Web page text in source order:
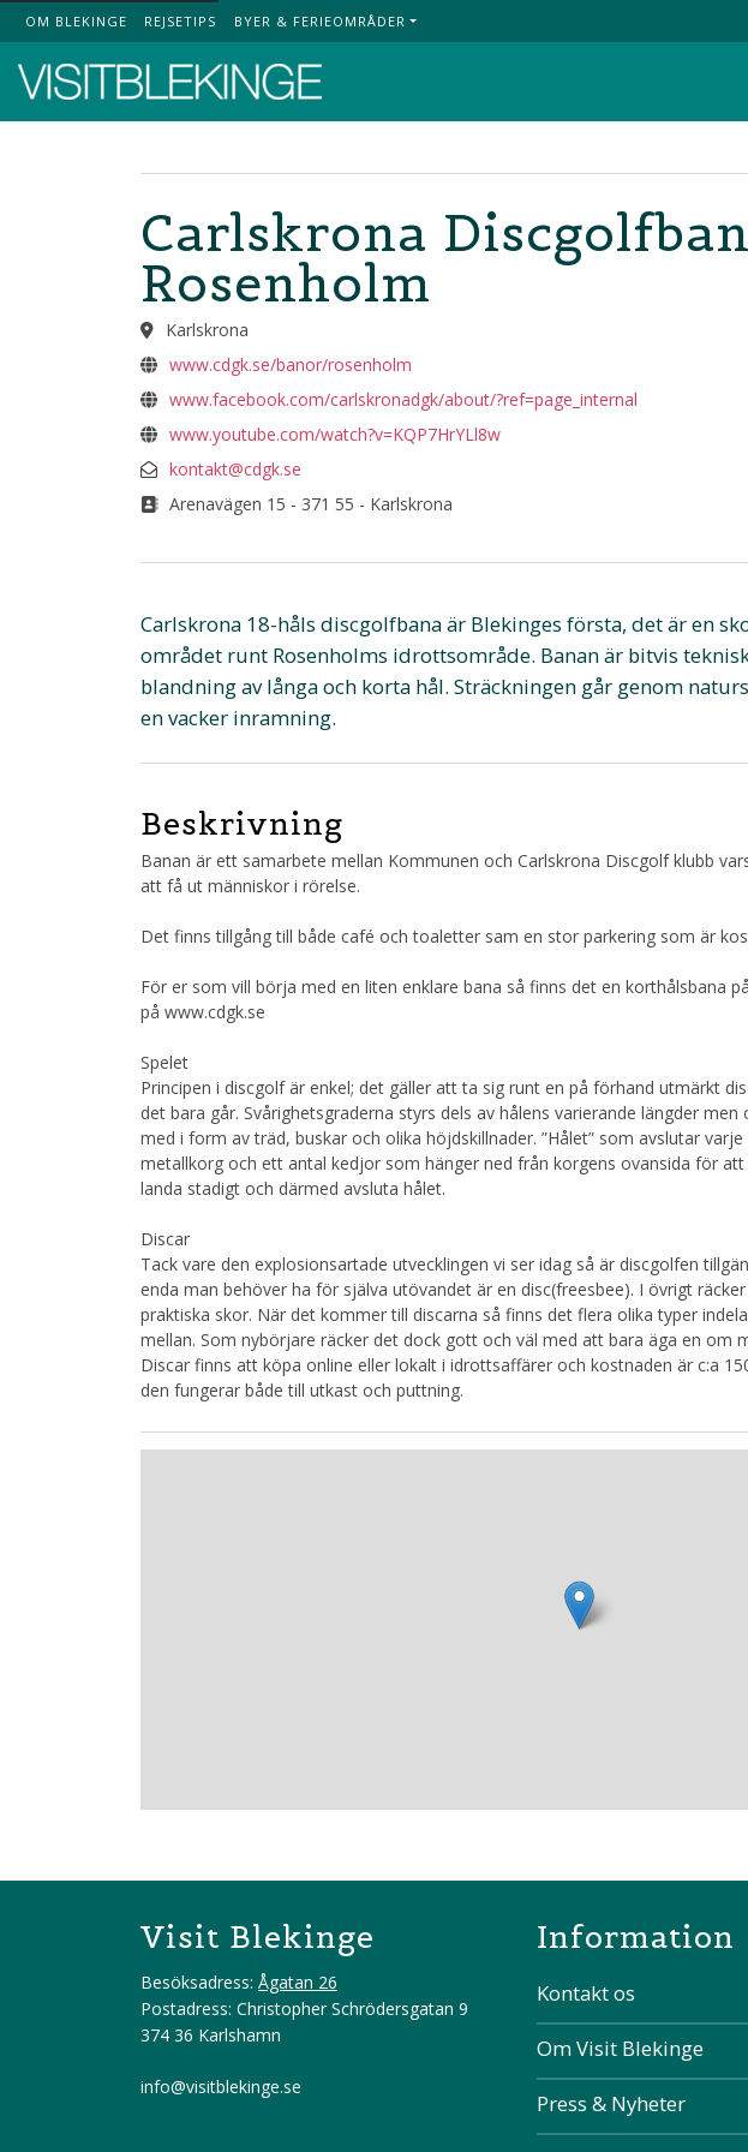
Top Menu
OM BLEKINGE REJSETIPS BYER & FERIEOMRÅDER
Carlskrona
Rosenholm
Karlskrona
www.cdgk.se/banor/rosenholm
www.facebook.com/carlskronadgk/about/?ref=page_internal
www.youtube.com/watch?v=KQP7HrYLl8w
kontakt@cdgk.se
Arenavägen 15 - 371 55 - Karlskrona
Carlskrona 18-håls discgolfbana är Blekinges första, det är en
området runt Rosenholms idrottsområde. Banan är bitvis
blandning av långa och korta hål. Sträckningen går genom
en vacker inramning.
Beskrivning
Banan är ett samarbete mellan Kommunen och Carlskrona Discgolf klubb
att få ut människor i rörelse.
Det finns tillgång till både café och toaletter sam en stor parkering som är
För er som vill börja med en liten enklare bana så finns det en korthålsbana
på www.cdgk.se
Spelet
Principen i discgolf är enkel; det gäller att ta sig runt en på förhand utmärkt
det bara går. Svårighetsgraderna styrs dels av hålens varierande längder
med i form av träd, buskar och olika höjdskillnader. ”Hålet” som avslutar
metallkorg och ett antal kedjor som hänger ned från korgens ovansida för
landa stadigt och därmed avsluta hålet.
Discar
Tack vare den explosionsartade utvecklingen vi ser idag så är discgolfen
enda man behöver ha för själva utövandet är en disc(freesbee). I övrigt
praktiska skor. När det kommer till discarna så finns det flera olika typer
mellan. Som nybörjare räcker det dock gott och väl med att bara äga en om
Discar finns att köpa online eller lokalt i idrottsaffärer och kostnaden är c:a
den fungerar både till utkast och puttning.
Visit Blekinge
Besöksadress: Ågatan 26
Postadress: Christopher Schrödersgatan 9
374 36 Karlshamn
info@visitblekinge.se
Information
Kontakt os
Om Visit Blekinge
Press & Nyheter